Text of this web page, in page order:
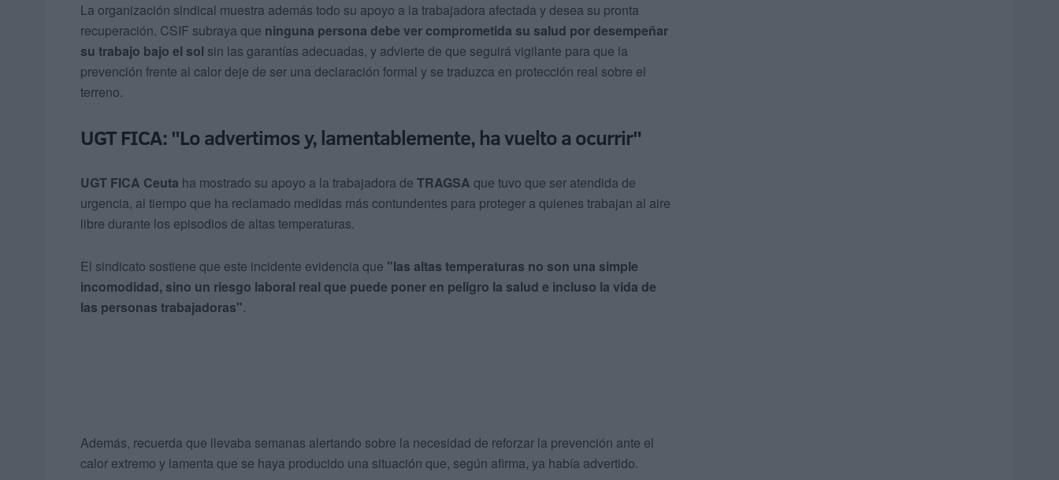
La organización sindical muestra además todo su apoyo a la trabajadora afectada y desea su pronta
recuperación. CSIF subraya que ninguna persona debe ver comprometida su salud por desempeñar
su trabajo bajo el sol sin las garantías adecuadas, y advierte de que seguirá vigilante para que la
prevención frente al calor deje de ser una declaración formal y se traduzca en protección real sobre el
terreno.
UGT FICA: "Lo advertimos y, lamentablemente, ha vuelto a ocurrir"
UGT FICA Ceuta ha mostrado su apoyo a la trabajadora de TRAGSA que tuvo que ser atendida de
urgencia, al tiempo que ha reclamado medidas más contundentes para proteger a quienes trabajan al aire
libre durante los episodios de altas temperaturas.
El sindicato sostiene que este incidente evidencia que "las altas temperaturas no son una simple
incomodidad, sino un riesgo laboral real que puede poner en peligro la salud e incluso la vida de
las personas trabajadoras".
Además, recuerda que llevaba semanas alertando sobre la necesidad de reforzar la prevención ante el
calor extremo y lamenta que se haya producido una situación que, según afirma, ya había advertido.